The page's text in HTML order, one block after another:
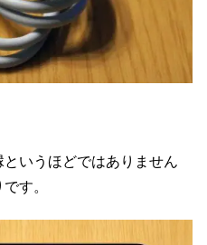
いうほどではありません
す。